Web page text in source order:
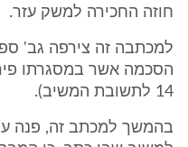
חוזה החכירה למשק עזר.
למכתבה זה צירפה גב'
הסכמה אשר במסגרתו
14 לתשובת המשיב).
בהמשך למכתב זה, פנה